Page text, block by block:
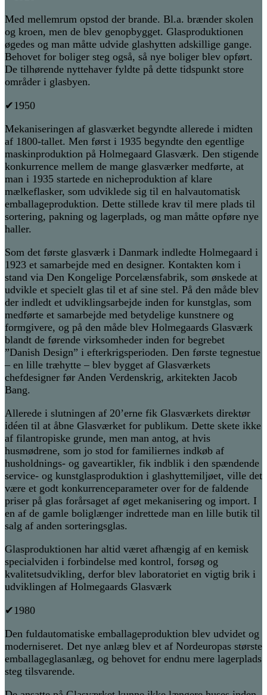
Med mellemrum opstod der brande. Bl.a. brænder skolen
og kroen, men de blev genopbygget. Glasproduktionen
øgedes og man måtte udvide glashytten adskillige gange.
Behovet for boliger steg også, så nye boliger blev opført.
De tilhørende nyttehaver fyldte på dette tidspunkt store
områder i glasbyen.
✔1950
Mekaniseringen af glasværket begyndte allerede i midten
af 1800-tallet. Men først i 1935 begyndte den egentlige
maskinproduktion på Holmegaard Glasværk. Den stigende
konkurrence mellem de mange glasværker medførte, at
man i 1935 startede en nicheproduktion af klare
mælkeflasker, som udviklede sig til en halvautomatisk
emballageproduktion. Dette stillede krav til mere plads til
sortering, pakning og lagerplads, og man måtte opføre nye
haller.
Som det første glasværk i Danmark indledte Holmegaard i
1923 et samarbejde med en designer. Kontakten kom i
stand via Den Kongelige Porcelænsfabrik, som ønskede at
udvikle et specielt glas til et af sine stel. På den måde blev
der indledt et udviklingsarbejde inden for kunstglas, som
medførte et samarbejde med betydelige kunstnere og
formgivere, og på den måde blev Holmegaards Glasværk
blandt de førende virksomheder inden for begrebet
”Danish Design” i efterkrigsperioden. Den første tegnestue
– en lille træhytte – blev bygget af Glasværkets
chefdesigner før Anden Verdenskrig, arkitekten Jacob
Bang.
Allerede i slutningen af 20’erne fik Glasværkets direktør
idéen til at åbne Glasværket for publikum. Dette skete ikke
af filantropiske grunde, men man antog, at hvis
husmødrene, som jo stod for familiernes indkøb af
husholdnings- og gaveartikler, fik indblik i den spændende
service- og kunstglasproduktion i glashyttemiljøet, ville det
være et godt konkurrenceparameter over for de faldende
priser på glas forårsaget af øget mekanisering og import. I
en af de gamle boliglænger indrettede man en lille butik til
salg af anden sorteringsglas.
Glasproduktionen har altid været afhængig af en kemisk
specialviden i forbindelse med kontrol, forsøg og
kvalitetsudvikling, derfor blev laboratoriet en vigtig brik i
udviklingen af Holmegaards Glasværk
✔1980
Den fuldautomatiske emballageproduktion blev udvidet og
moderniseret. Det nye anlæg blev et af Nordeuropas største
emballageglasanlæg, og behovet for endnu mere lagerplads
steg tilsvarende.